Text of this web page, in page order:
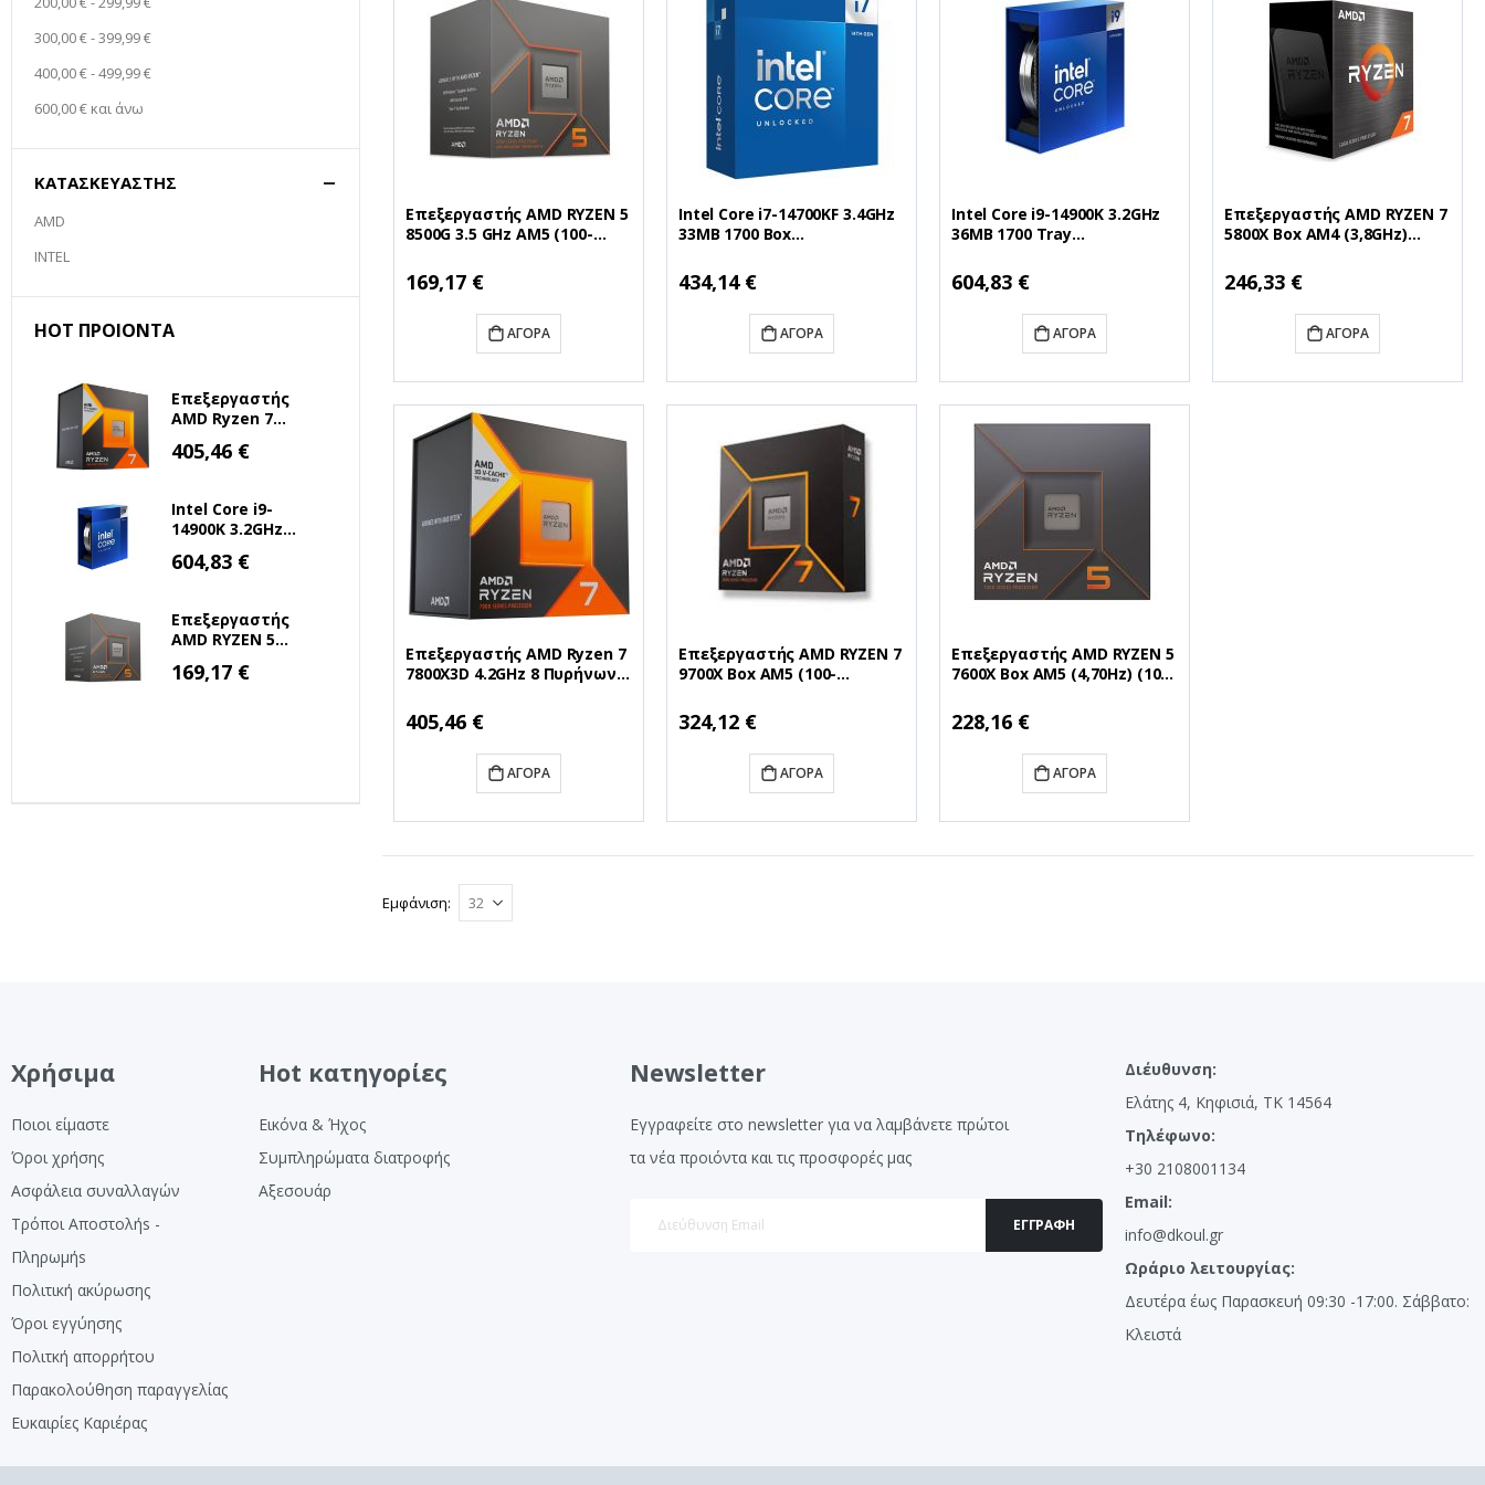
Επεξεργαστής AMD RYZEN 5
8500G 3.5 GHz AM5 (100-
8500G)
Ειδική
Τιμή
169,17 €
ΑΓΟΡΆ
Intel Core i7-14700KF 3.4GHz
33MB 1700 Box
14700KF)
Ειδική
Τιμή
434,14 €
ΑΓΟΡΆ
Intel Core i9-14900K 3.2GHz
36MB 1700 Tray
14900K)
Ειδική
Τιμή
604,83 €
ΑΓΟΡΆ
Επεξεργαστής AMD RYZEN 7
5800X Box AM4 (3,8GHz)
(AMDRYZ7-5800X)
Ειδική
Τιμή
246,33 €
ΑΓΟΡΆ
Επεξεργαστής AMD Ryzen 7
7800X3D 4.2GHz 8 Πυρήνων
100000910WOF) (AMDRYZ7-
7800X3D)
Ειδική
Τιμή
405,46 €
ΑΓΟΡΆ
Επεξεργαστής AMD RYZEN 7
9700X Box AM5 (100-
9700X)
Ειδική
Τιμή
324,12 €
ΑΓΟΡΆ
Επεξεργαστής AMD RYZEN 5
7600X Box AM5 (4,70Hz) (100-
7600X)
Ειδική
Τιμή
228,16 €
ΑΓΟΡΆ
Εμφάνιση
300,00 €-399,99 €
400,00 €-499,99 €
600,00 € και άνω
ΚΑΤΑΣΚΕΥΑΣΤΉΣ
AMD
INTEL
HOT ΠΡΟΙΌΝΤΑ
Επεξεργαστής
AMD Ryzen 7
Πυρήνων για
(AMDRYZ7-
7800X3D)
Ειδική
Τιμή
405,46 €
Intel Core i9-
14900K 3.2GHz
(BX8071514900K)
Ειδική
Τιμή
604,83 €
Επεξεργαστής
AMD RYZEN 5
AM5 (100-
Ειδική
Τιμή
169,17 €
Χρήσιμα
Ποιοι είμαστε
Όροι χρήσης
Ασφάλεια συναλλαγών
Τρόποι Αποστολήs -
Πληρωμήs
Πολιτική ακύρωσης
Όροι εγγύησης
Πολιτκή απορρήτου
Παρακολούθηση παραγγελίας
Ευκαιρίες Καριέρας
Hot κατηγορίες
Εικόνα & Ήχος
Συμπληρώματα διατροφής
Αξεσουάρ
Newsletter
Εγγραφείτε στο newsletter για να λαμβάνετε πρώτοι
τα νέα προιόντα και τις προσφορές μας
ΕΓΓΡΑΦΉ
Διέυθυνση:
Ελάτης 4, Κηφισιά, ΤΚ 14564
Τηλέφωνο:
+30 2108001134
Email:
info@dkoul.gr
Ωράριο λειτουργίας:
Δευτέρα έως Παρασκευή 09:30 -17:00. Σάββατο:
Κλειστά